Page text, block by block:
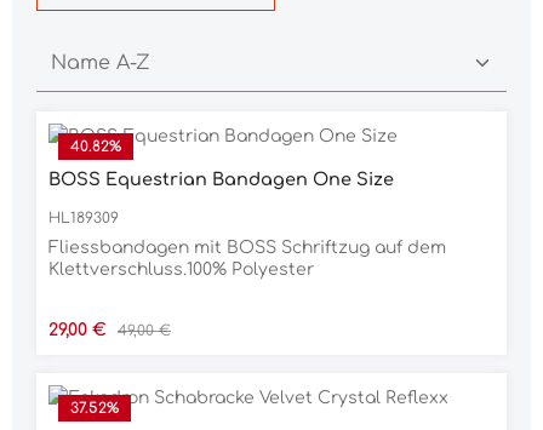
40.82%
BOSS Equestrian Bandagen One Size
HL189309
Fliessbandagen mit BOSS Schriftzug auf dem
Klettverschluss.100% Polyester
Verkaufspreis:
29,00 € Regulärer Preis:
49,00 €
37.52%